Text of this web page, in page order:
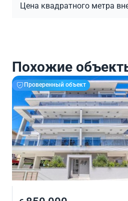
Цена квадратного метра
Похожие
Проверенный объект